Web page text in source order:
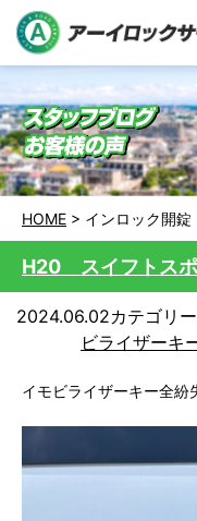
HOME > インロック開錠
H20 スイフトス
2024.06.02カテゴリー
ビライザーキ
イモビライザーキー全紛